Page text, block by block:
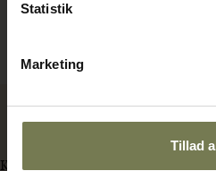
Statistik
Marketing
Tillad
KONTAKT OS